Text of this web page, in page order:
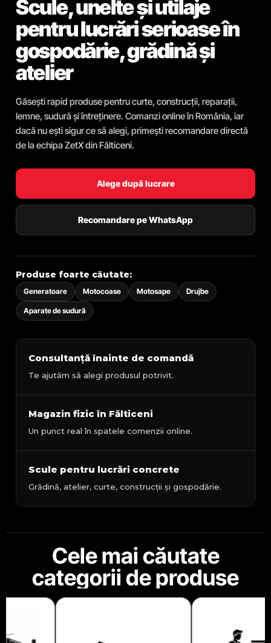
Scule, unelte și utilaje
pentru lucrări serioase în
gospodărie, grădină și
atelier
Găsești rapid produse pentru curte, construcții, reparații,
lemne, sudură și întreținere. Comanzi online în România, iar
dacă nu ești sigur ce să alegi, primești recomandare directă
de la echipa ZetX din Fălticeni.
Alege după lucrare
Recomandare pe WhatsApp
Produse foarte căutate:
Generatoare Motocoase Motosape Drujbe
Aparate de sudură
Consultanță înainte de comandă
Te ajutăm să alegi produsul potrivit.
Magazin fizic în Fălticeni
Un punct real în spatele comenzii online.
Scule pentru lucrări concrete
Grădină, atelier, curte, construcții și gospodărie.
Cele mai căutate
categorii de produse